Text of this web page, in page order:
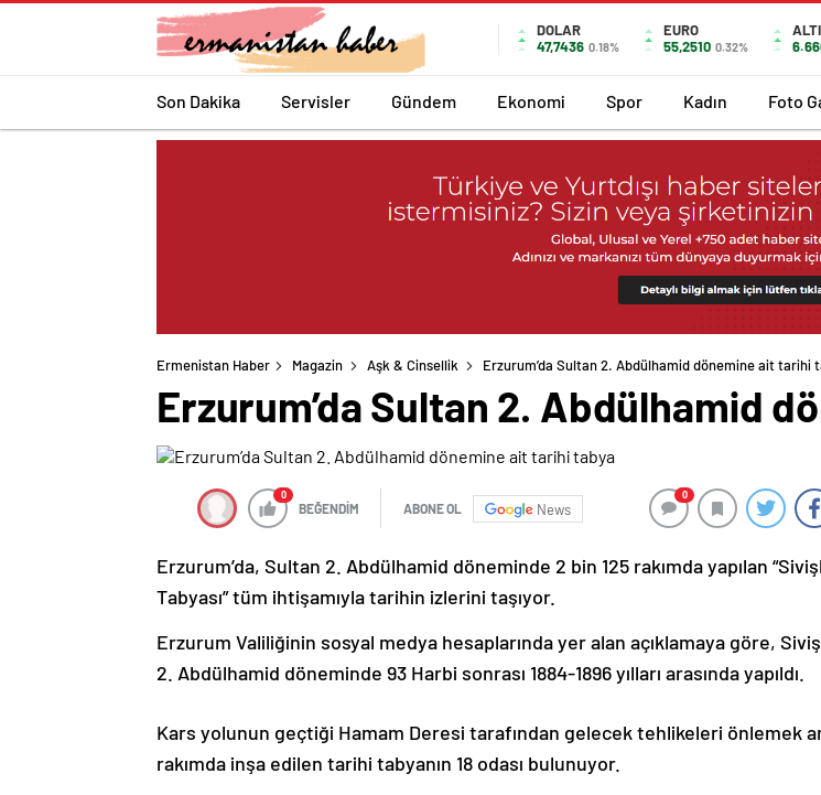
DOLAR
47,7436 0.18%
EURO
55,2510 0.32%
Son Dakika Servisler Gündem Ekonomi Spor Kadın Foto
Ermenistan Haber Magazin Aşk & Cinsellik Erzurum’da Sultan 2. Abdülhamid dönemine ait tarihi
Erzurum’da Sultan 2. Abdülhamid
0
BEĞENDİM ABONE OL News
0
Erzurum’da, Sultan 2. Abdülhamid döneminde 2 bin 125 rakımda yapılan
Tabyası” tüm ihtişamıyla tarihin izlerini taşıyor.
Erzurum Valiliğinin sosyal medya hesaplarında yer alan açıklamaya göre,
2. Abdülhamid döneminde 93 Harbi sonrası 1884-1896 yılları arasında yapıldı.
Kars yolunun geçtiği Hamam Deresi tarafından gelecek tehlikeleri önlemek
rakımda inşa edilen tarihi tabyanın 18 odası bulunuyor.